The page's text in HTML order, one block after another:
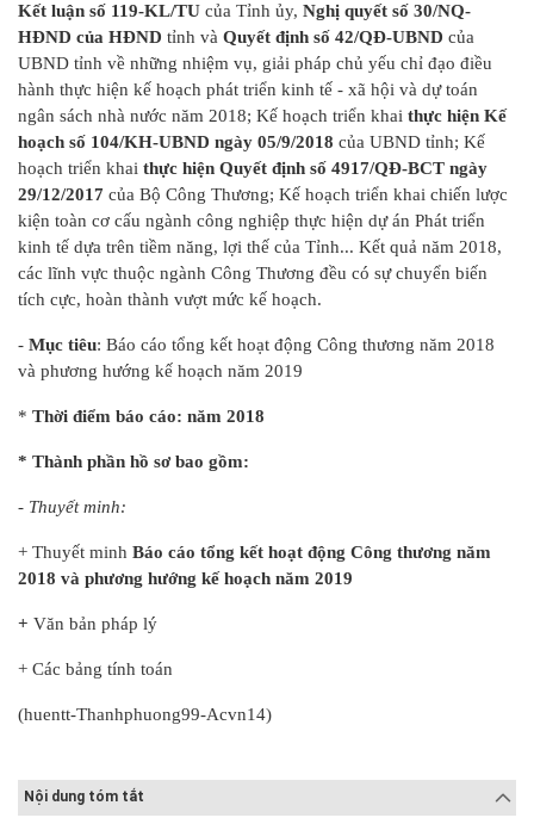
Kết luận số 119-KL/TU của Tỉnh ủy, Nghị quyết số 30/NQ-
HĐND của HĐND tỉnh và Quyết định số 42/QĐ-UBND của
UBND tỉnh về những nhiệm vụ, giải pháp chủ yếu chỉ đạo điều
hành thực hiện kế hoạch phát triển kinh tế - xã hội và dự toán
ngân sách nhà nước năm 2018; Kế hoạch triển khai thực hiện Kế
hoạch số 104/KH-UBND ngày 05/9/2018 của UBND tỉnh; Kế
hoạch triển khai thực hiện Quyết định số 4917/QĐ-BCT ngày
29/12/2017 của Bộ Công Thương; Kế hoạch triển khai chiến lược
kiện toàn cơ cấu ngành công nghiệp thực hiện dự án Phát triển
kinh tế dựa trên tiềm năng, lợi thế của Tỉnh... Kết quả năm 2018,
các lĩnh vực thuộc ngành Công Thương đều có sự chuyển biến
tích cực, hoàn thành vượt mức kế hoạch.
- Mục tiêu: Báo cáo tổng kết hoạt động Công thương năm 2018
và phương hướng kế hoạch năm 2019
* Thời điểm báo cáo: năm 2018
* Thành phần hồ sơ bao gồm:
- Thuyết minh:
+ Thuyết minh Báo cáo tổng kết hoạt động Công thương năm
2018 và phương hướng kế hoạch năm 2019
+ Văn bản pháp lý
+ Các bảng tính toán
(huentt-Thanhphuong99-Acvn14)
Nội dung tóm tắt